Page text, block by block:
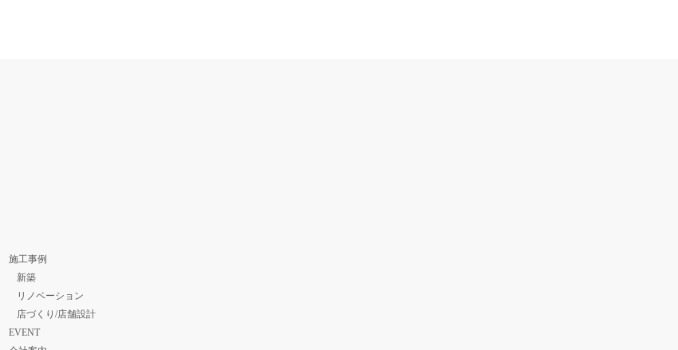
施工事例
新築
リノベーション
店づくり/店舗設計
EVENT